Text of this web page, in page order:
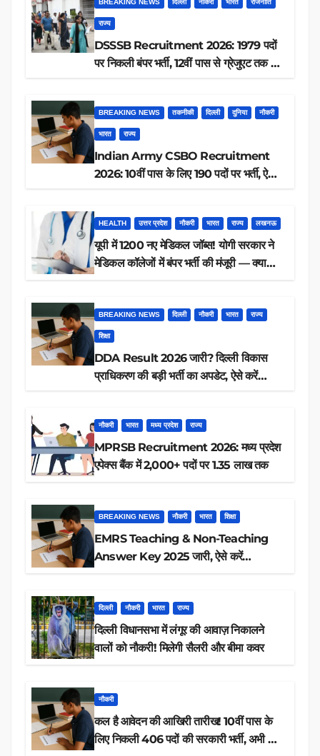
BREAKING NEWS दिल्ली नौकरी भारत राजनीति
राज्य
DSSSB Recruitment 2026: 1979 पदों
पर निकली बंपर भर्ती, 12वीं पास से ग्रेजुएट तक करें
BREAKING NEWS तकनीकी दिल्ली दुनिया नौकरी
भारत राज्य
Indian Army CSBO Recruitment
2026: 10वीं पास के लिए 190 पदों पर भर्ती, ऐसे
HEALTH उत्तर प्रदेश नौकरी भारत राज्य लखनऊ
यूपी में 1200 नए मेडिकल जॉब्स! योगी सरकार ने
मेडिकल कॉलेजों में बंपर भर्ती की मंजूरी — क्या
BREAKING NEWS दिल्ली नौकरी भारत राज्य
शिक्षा
DDA Result 2026 जारी? दिल्ली विकास
प्राधिकरण की बड़ी भर्ती का अपडेट, ऐसे करें
नौकरी भारत मध्य प्रदेश राज्य
MPRSB Recruitment 2026: मध्य प्रदेश
एपेक्स बैंक में 2,000+ पदों पर 1.35 लाख तक
BREAKING NEWS नौकरी भारत शिक्षा
EMRS Teaching & Non-Teaching
Answer Key 2025 जारी, ऐसे करें
दिल्ली नौकरी भारत राज्य
दिल्ली विधानसभा में लंगूर की आवाज़ निकालने
वालों को नौकरी! मिलेगी सैलरी और बीमा कवर
नौकरी
कल है आवेदन की आखिरी तारीख! 10वीं पास के
लिए निकली 406 पदों की सरकारी भर्ती, अभी करें